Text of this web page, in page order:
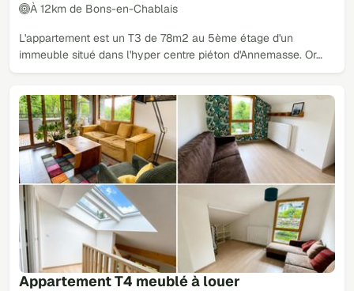
À 12km de Bons-en-Chablais
L'appartement est un T3 de 78m2 au 5ème étage d'un
immeuble situé dans l'hyper centre piéton d'Annemasse. Or…
Appartement T4 meublé à louer